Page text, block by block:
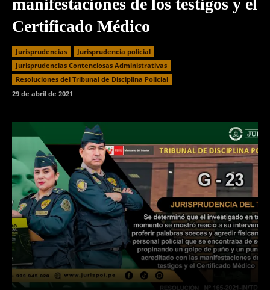
manifestaciones de los testigos y el
Certificado Médico
Jurisprudencias
Jurisprudencia policial
Jurisprudencias Contenciosas Administrativas
Resoluciones del Tribunal de Disciplina Policial
29 de abril de 2021
WhatsApp